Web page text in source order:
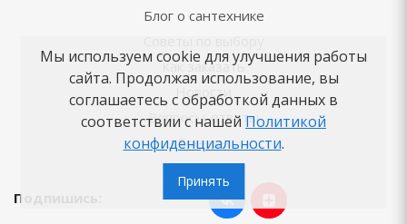
Блог о сантехнике
Как заказать
Новости
Вопросы-ответы
Бренды
Подпишись:
Мы используем cookie для улучшения работы
сайта. Продолжая использование, вы
соглашаетесь с обработкой данных в
соответствии с нашей Политикой
конфиденциальности.
Принять